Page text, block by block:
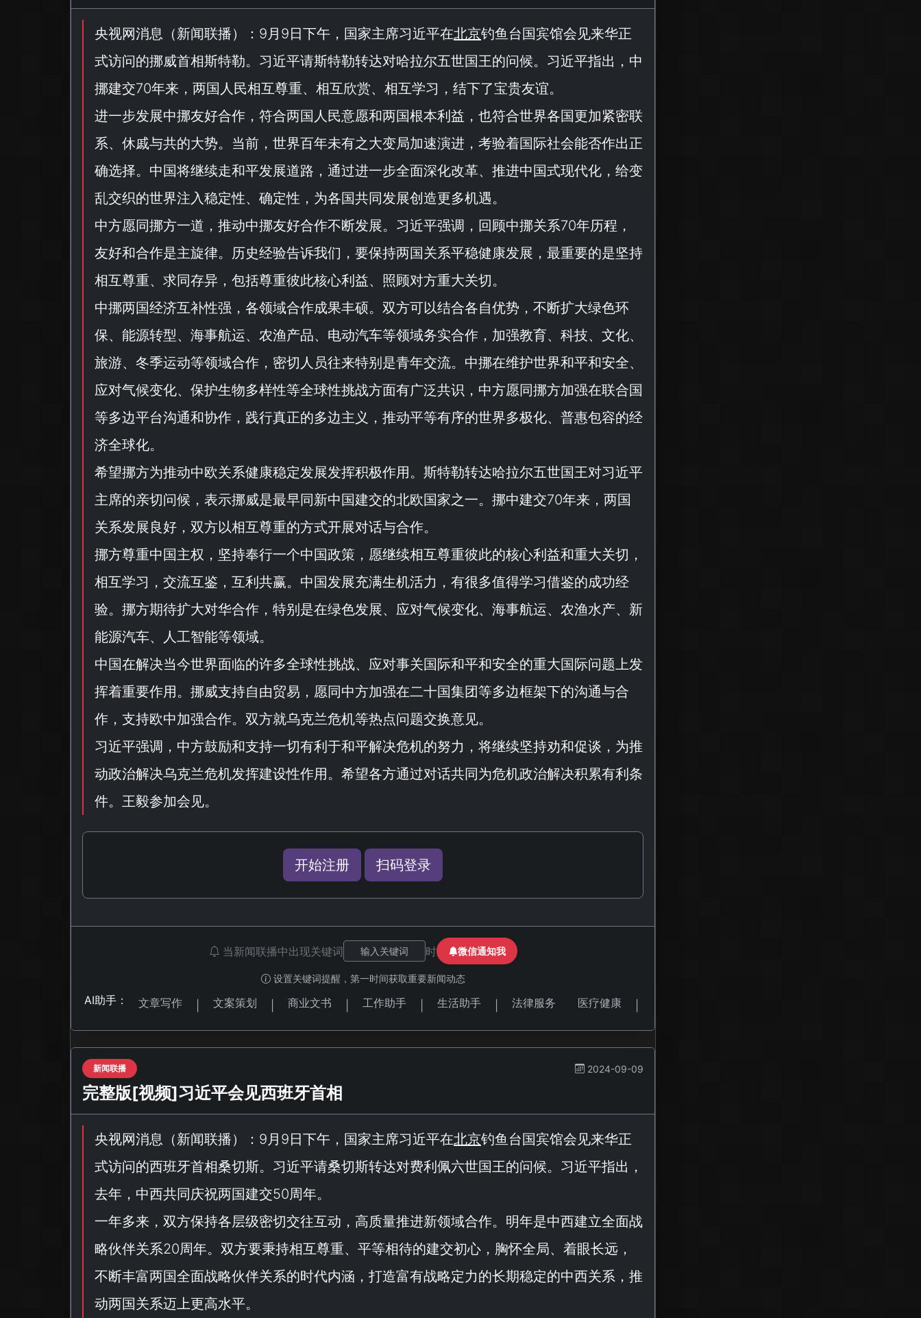
央视网消息（新闻联播）：9月9日下午，国家主席习近平在北京钓鱼台国宾馆会见来华正
式访问的挪威首相斯特勒。习近平请斯特勒转达对哈拉尔五世国王的问候。习近平指出，中
挪建交70年来，两国人民相互尊重、相互欣赏、相互学习，结下了宝贵友谊。
进一步发展中挪友好合作，符合两国人民意愿和两国根本利益，也符合世界各国更加紧密联
系、休戚与共的大势。当前，世界百年未有之大变局加速演进，考验着国际社会能否作出正
确选择。中国将继续走和平发展道路，通过进一步全面深化改革、推进中国式现代化，给变
乱交织的世界注入稳定性、确定性，为各国共同发展创造更多机遇。
中方愿同挪方一道，推动中挪友好合作不断发展。习近平强调，回顾中挪关系70年历程，
友好和合作是主旋律。历史经验告诉我们，要保持两国关系平稳健康发展，最重要的是坚持
相互尊重、求同存异，包括尊重彼此核心利益、照顾对方重大关切。
中挪两国经济互补性强，各领域合作成果丰硕。双方可以结合各自优势，不断扩大绿色环
保、能源转型、海事航运、农渔产品、电动汽车等领域务实合作，加强教育、科技、文化、
旅游、冬季运动等领域合作，密切人员往来特别是青年交流。中挪在维护世界和平和安全、
应对气候变化、保护生物多样性等全球性挑战方面有广泛共识，中方愿同挪方加强在联合国
等多边平台沟通和协作，践行真正的多边主义，推动平等有序的世界多极化、普惠包容的经
济全球化。
希望挪方为推动中欧关系健康稳定发展发挥积极作用。斯特勒转达哈拉尔五世国王对习近平
主席的亲切问候，表示挪威是最早同新中国建交的北欧国家之一。挪中建交70年来，两国
关系发展良好，双方以相互尊重的方式开展对话与合作。
挪方尊重中国主权，坚持奉行一个中国政策，愿继续相互尊重彼此的核心利益和重大关切，
相互学习，交流互鉴，互利共赢。中国发展充满生机活力，有很多值得学习借鉴的成功经
验。挪方期待扩大对华合作，特别是在绿色发展、应对气候变化、海事航运、农渔水产、新
能源汽车、人工智能等领域。
中国在解决当今世界面临的许多全球性挑战、应对事关国际和平和安全的重大国际问题上发
挥着重要作用。挪威支持自由贸易，愿同中方加强在二十国集团等多边框架下的沟通与合
作，支持欧中加强合作。双方就乌克兰危机等热点问题交换意见。
习近平强调，中方鼓励和支持一切有利于和平解决危机的努力，将继续坚持劝和促谈，为推
动政治解决乌克兰危机发挥建设性作用。希望各方通过对话共同为危机政治解决积累有利条
件。王毅参加会见。
开始注册 扫码登录
当新闻联播中出现关键词 时 微信通知我
设置关键词提醒，第一时间获取重要新闻动态
AI助手： 文章写作 文案策划 商业文书 工作助手 生活助手 法律服务 医疗健康
新闻联播 2024-09-09
完整版[视频]习近平会见西班牙首相
央视网消息（新闻联播）：9月9日下午，国家主席习近平在北京钓鱼台国宾馆会见来华正
式访问的西班牙首相桑切斯。习近平请桑切斯转达对费利佩六世国王的问候。习近平指出，
去年，中西共同庆祝两国建交50周年。
一年多来，双方保持各层级密切交往互动，高质量推进新领域合作。明年是中西建立全面战
略伙伴关系20周年。双方要秉持相互尊重、平等相待的建交初心，胸怀全局、着眼长远，
不断丰富两国全面战略伙伴关系的时代内涵，打造富有战略定力的长期稳定的中西关系，推
动两国关系迈上更高水平。